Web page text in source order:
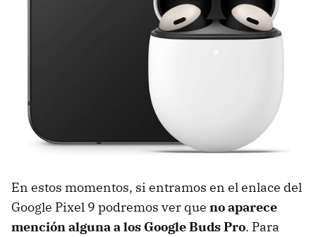
En estos momentos, si entramos en el enlace del
Google Pixel 9 podremos ver que no aparece
mención alguna a los Google Buds Pro. Para